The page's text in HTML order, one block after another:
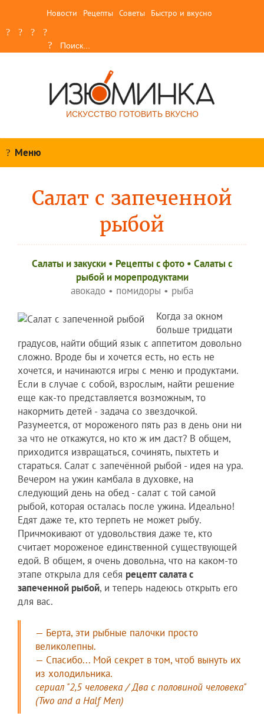
Новости Рецепты Советы Быстро и вкусно
ИСКУССТВО ГОТОВИТЬ ВКУСНО
Меню
Салат с запеченной
рыбой
Салаты и закуски • Рецепты c фото • Салаты с
рыбой и морепродуктами
авокадо • помидоры • рыба
Когда за окном
больше тридцати
градусов, найти общий язык с аппетитом довольно
сложно. Вроде бы и хочется есть, но есть не
хочется, и начинаются игры с меню и продуктами.
Если в случае с собой, взрослым, найти решение
еще как-то представляется возможным, то
накормить детей - задача со звездочкой.
Разумеется, от мороженого пять раз в день они ни
за что не откажутся, но кто ж им даст? В общем,
приходится извращаться, сочинять, пыхтеть и
стараться. Салат с запечённой рыбой - идея на ура.
Вечером на ужин камбала в духовке, на
следующий день на обед - салат с той самой
рыбой, которая осталась после ужина. Идеально!
Едят даже те, кто терпеть не может рыбу.
Причмокивают от удовольствия даже те, кто
считает мороженое единственной существующей
едой. В общем, я очень довольна, что на каком-то
этапе открыла для себя рецепт салата с
запеченной рыбой, и теперь надеюсь открыть его
для вас.
— Берта, эти рыбные палочки просто
великолепны.
— Спасибо... Мой секрет в том, чтоб вынуть их
из холодильника.
сериал "2,5 человека / Два с половиной человека"
(Two and a Half Men)